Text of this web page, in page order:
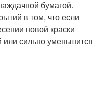
бумагой.
в том, что если
новой краски
или сильно уменьшится